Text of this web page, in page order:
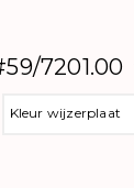
7201.00
Kleur wijzerplaat